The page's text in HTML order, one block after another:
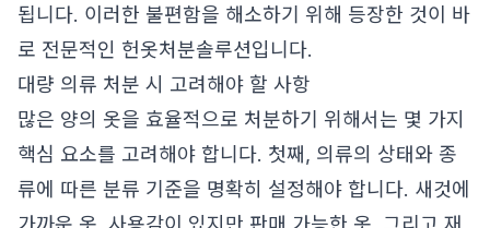
됩니다. 이러한 불편함을 해소하기 위해 등장한 것이 바
로 전문적인 헌옷처분솔루션입니다.
대량 의류 처분 시 고려해야 할 사항
많은 양의 옷을 효율적으로 처분하기 위해서는 몇 가지
핵심 요소를 고려해야 합니다. 첫째, 의류의 상태와 종
류에 따른 분류 기준을 명확히 설정해야 합니다. 새것에